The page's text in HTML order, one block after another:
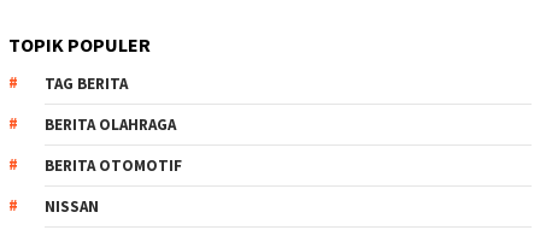
TOPIK POPULER
TAG BERITA
BERITA OLAHRAGA
BERITA OTOMOTIF
NISSAN